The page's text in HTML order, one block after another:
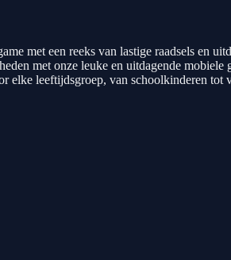
met een reeks van lastige raadsels en
met onze leuke en uitdagende
leeftijdsgroep, van schoolkinderen tot